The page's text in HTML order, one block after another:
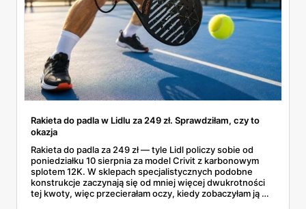
Rakieta do padla w Lidlu za 249 zł. Sprawdziłam, czy to
okazja
Rakieta do padla za 249 zł — tyle Lidl policzy sobie od
poniedziałku 10 sierpnia za model Crivit z karbonowym
splotem 12K. W sklepach specjalistycznych podobne
konstrukcje zaczynają się od mniej więcej dwukrotności
tej kwoty, więc przecierałam oczy, kiedy zobaczyłam ją w